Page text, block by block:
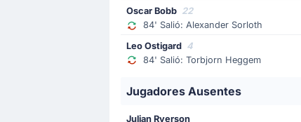
¡Gol! Noruega extiende su
46'
Cambio de jugador
Fredrik Aursnes
Patrick Berg
Oscar Bobb 22
84' Salió: Alexander Sorloth
Leo Ostigard 4
84' Salió: Torbjorn Heggem
Jugadores Ausentes
Julian Ryerson